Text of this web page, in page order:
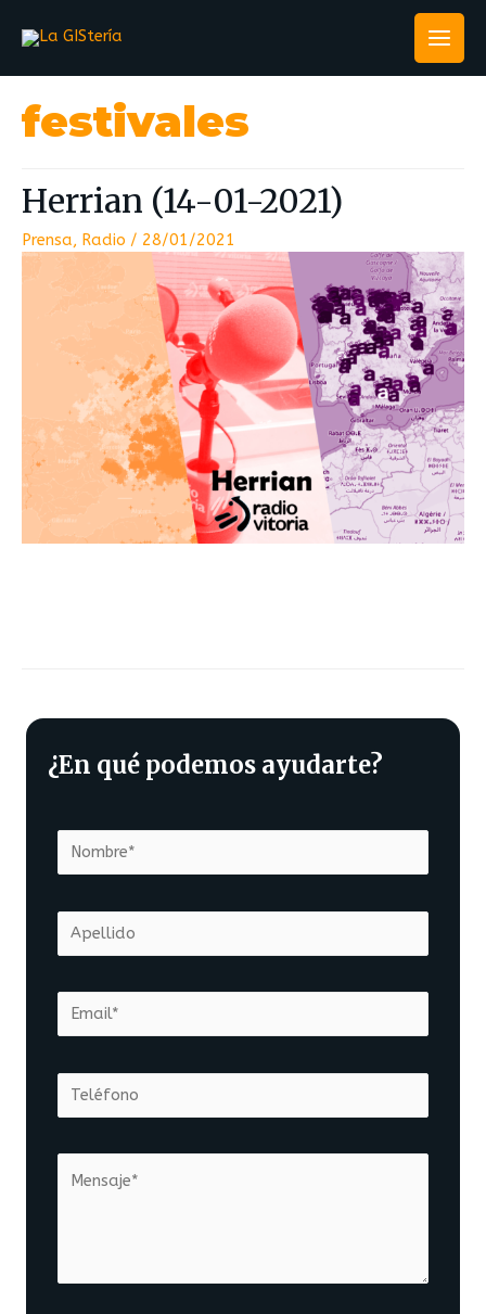
festivales
Herrian (14-01-2021)
Prensa, Radio / 28/01/2021
¿En qué podemos ayudarte?